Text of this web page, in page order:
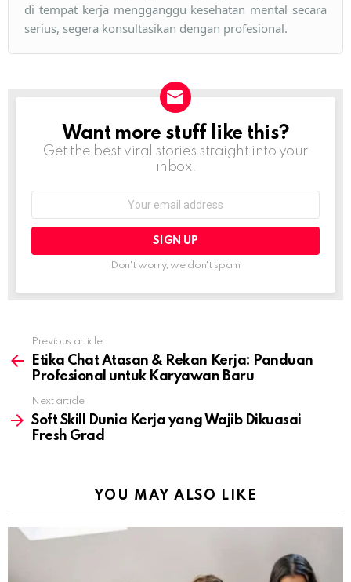
di tempat kerja mengganggu kesehatan mental secara
serius, segera konsultasikan dengan profesional.
NEWSLETTER
Want more stuff like this?
Get the best viral stories straight into your
inbox!
Don't worry, we don't spam
more
Previous article
Etika Chat Atasan & Rekan Kerja: Panduan
Profesional untuk Karyawan Baru
Next article
Soft Skill Dunia Kerja yang Wajib Dikuasai
Fresh Grad
YOU MAY ALSO LIKE